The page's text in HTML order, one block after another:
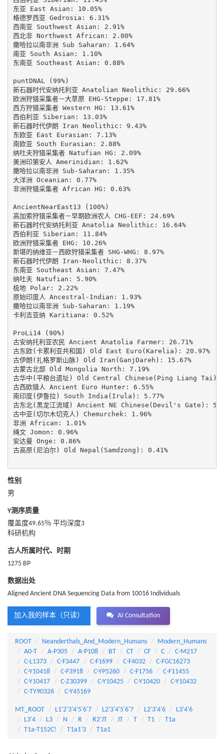
东亚 East Asian: 10.05%
格德罗西亚 Gedrosia: 6.31%
西南亚 Southwest Asian: 2.91%
西北非 Northwest African: 2.00%
撒哈拉以南非洲 Sub Saharan: 1.64%
南亚 South Asian: 1.10%
东南亚 Southeast Asian: 0.88%
puntDNAL (99%)
新石器时代安纳托利亚 Anatolian Neolithic: 29.66%
欧洲狩猎采集者－大草原 EHG-Steppe: 17.81%
西方狩猎采集者 Western HG: 13.61%
西伯利亚 Siberian: 13.03%
新石器时代伊朗 Iran Neolithic: 9.43%
东欧亚 East Eurasian: 7.13%
南欧亚 South Eurasian: 2.88%
纳吐夫狩猎采集者 Natufian HG: 2.09%
美洲印第安人 Amerinidian: 1.62%
撒哈拉以南非洲 Sub-Saharan: 1.35%
大洋洲 Oceanian: 0.77%
非洲狩猎采集者 African HG: 0.63%
AncientNearEast13 (100%)
高加索狩猎采集者－早期欧洲农人 CHG-EEF: 24.69%
新石器时代安纳托利亚 Anatolia Neolithic: 16.64%
西伯利亚 Siberian: 11.84%
欧洲狩猎采集者 EHG: 10.26%
斯堪的纳维亚－西欧狩猎采集者 SHG-WHG: 8.97%
新石器时代伊朗 Iran-Neolithic: 8.37%
东南亚 Southeast Asian: 7.47%
纳吐夫 Natufian: 5.90%
极地 Polar: 2.22%
原始印度人 Ancestral-Indian: 1.93%
撒哈拉以南非洲 Sub-Saharan: 1.19%
卡利吉亚纳 Karitiana: 0.52%
ProLi14 (90%)
古安纳托利亚农民 Ancient Anatolia Farmer: 26.71%
古东欧(卡累利亚共和国) Old East Euro(Karelia): 20.97%
古伊朗(扎格罗斯山脉) Old Iran(GanjDareh): 15.67%
古蒙古北部 Old Mongolia North: 7.19%
古华中(平粮台遗址) Old Central Chinese(Ping Liang Tai):
古西欧猎人 Ancient Euro Hunter: 6.55%
南印度(伊鲁拉) South India(Irula): 5.77%
古东北(黑龙江流域) Ancient NE Chinese(Devil's Gate):
古中亚(切尔木切克人) Chemurchek: 1.96%
非洲 African: 1.01%
绳文 Jomon: 0.96%
安达曼 Onge: 0.86%
古高原(尼泊尔) Old Nepal(Samdzong): 0.41%
性别
男
Y测序质量
覆盖度49.65％ 平均深度3
科研机构
古人所属时代、时期
1275 BP
数据出处
Aligned Ancient DNA Sequencing Data from 10016 Individuals
加入我的样本（只读） AI Consultation
ROOT Neanderthals_And_Modern_Humans
Modern_Humans
A0-T
A-P305 A-P108 BT CT CF C
C-M217
C-L1373
C-F3447 C-F1699 C-F4032
C-FGC16273
C-Y10418
C-F3918 C-YP5260 C-F1756
C-F11455
C-Y10417
C-Z30399 C-Y10425 C-Y10420
C-Y10432
C-TY90326
C-Y45169
MT_ROOT L1'2'3'4'5'6'7 L2'3'4'5'6'7 L2'3'4'6
L3'4'6
L3'4
L3 N R R2'JT JT T T1
T1a
T1a-T152C!
T1a1'3 T1a1